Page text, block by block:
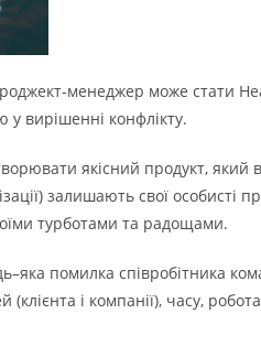
менеджер може стати
вирішенні конфлікту.
якісний продукт, який в
залишають свої особисті
турботами та радощами.
помилка співробітника
і компанії), часу,